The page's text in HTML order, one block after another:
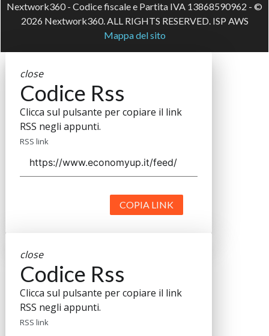
Nextwork360 - Codice fiscale e Partita IVA 13868590962 - ©
2026 Nextwork360. ALL RIGHTS RESERVED. ISP AWS
Mappa del sito
close
Codice Rss
Clicca sul pulsante per copiare il link
RSS negli appunti.
RSS link
COPIA LINK
close
Codice Rss
Clicca sul pulsante per copiare il link
RSS negli appunti.
RSS link